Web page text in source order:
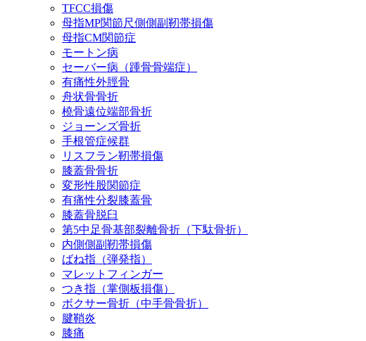
TFCC損傷
母指MP関節尺側側副靭帯損傷
母指CM関節症
モートン病
セーバー病（踵骨骨端症）
有痛性外脛骨
舟状骨骨折
橈骨遠位端部骨折
ジョーンズ骨折
手根管症候群
リスフラン靭帯損傷
膝蓋骨骨折
変形性股関節症
有痛性分裂膝蓋骨
膝蓋骨脱臼
第5中足骨基部裂離骨折（下駄骨折）
内側側副靭帯損傷
ばね指（弾発指）
マレットフィンガー
つき指（掌側板損傷）
ボクサー骨折（中手骨骨折）
腱鞘炎
膝痛